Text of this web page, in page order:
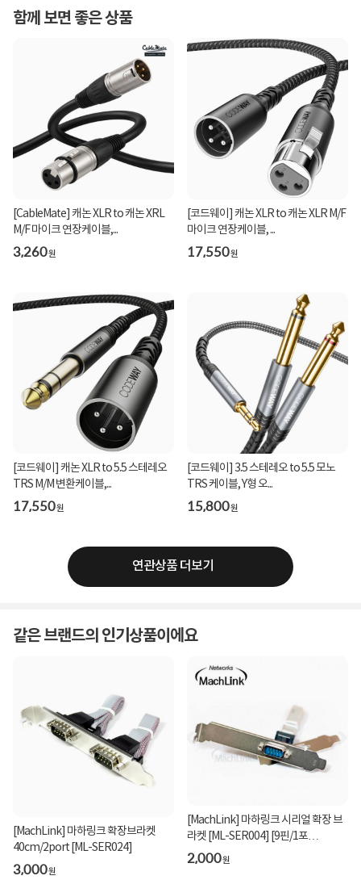
함께 보면 좋은 상품
[CableMate] 캐논 XLR to 캐논 XRL
M/F 마이크 연장케이블,...
3,260원
[코드웨이] 캐논 XLR to 캐논 XLR M/F
마이크 연장케이블, ...
17,550원
[코드웨이] 캐논 XLR to 5.5 스테레오
TRS M/M 변환케이블,...
17,550원
[코드웨이] 3.5 스테레오 to 5.5 모노
TRS 케이블, Y형 오...
15,800원
연관상품 더보기
같은 브랜드의 인기상품이에요
[MachLink] 마하링크 확장브라켓
40cm/2port [ML-SER024]
3,000원
[MachLink] 마하링크 시리얼 확장 브
라켓 [ML-SER004] [9핀/1포
트/LP/40CM]
2,000원